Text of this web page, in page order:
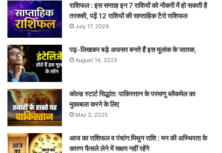
राशिफल : इस सप्ताह इन 7 राशियों को नौकरी में हो सकती है
तरक्की, पढ़ें 12 राशियों की साप्ताहिक टैरो राशिफल
July 17, 2026
पढ़-लिखकर बड़े अफसर बनते हैं इस मूलांक के जातक,
August 14, 2025
कोल्ड स्टार्ट सिद्धांत: पाकिस्तान के परमाणु ब्लैकमेल का
मुकाबला करने के लिए
May 3, 2025
आज का राशिफल व पंचांग:मिथुन राशि : मन की अस्थिरता के
कारण फैसले लेने में सक्षम नहीं रहेंगे